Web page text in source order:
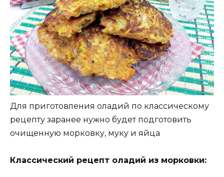
Для приготовления оладий по классическому
рецепту заранее нужно будет подготовить
очищенную морковку, муку и яйца
Классический рецепт оладий из морковки: